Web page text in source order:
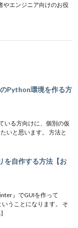
やエンジニア向けのお役
Python環境を作る方
いる方向けに、個別の仮
いと思います。 方法と
を自作する方法【お
』でGUIを作って
いうことになります。 そ